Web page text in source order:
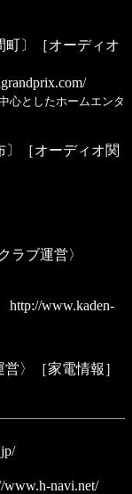
町〕［オーディオ
心としたホームエンタ
〕［オーディオ関
ラブ運営〉
http://www.kaden-
営〉［家電情報］
www.h-navi.net/